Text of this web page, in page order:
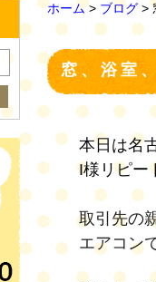
ホーム> ブログ >
窓、浴室
本日は名
I様リピー
取引先の
エアコン